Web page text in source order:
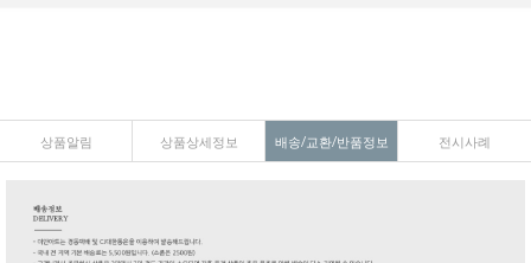
상품알림 상품상세정보 배송/교환/반품정보 전시사례